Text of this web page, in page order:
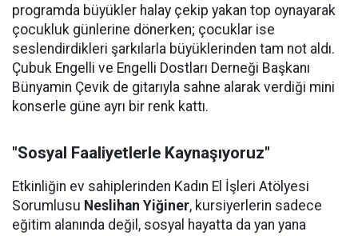
programda büyükler halay çekip yakan top oynayarak
çocukluk günlerine dönerken; çocuklar ise
seslendirdikleri şarkılarla büyüklerinden tam not aldı.
Çubuk Engelli ve Engelli Dostları Derneği Başkanı
Bünyamin Çevik de gitarıyla sahne alarak verdiği mini
konserle güne ayrı bir renk kattı.
"Sosyal Faaliyetlerle Kaynaşıyoruz"
Etkinliğin ev sahiplerinden Kadın El İşleri Atölyesi
Sorumlusu Neslihan Yiğiner, kursiyerlerin sadece
eğitim alanında değil, sosyal hayatta da yan yana